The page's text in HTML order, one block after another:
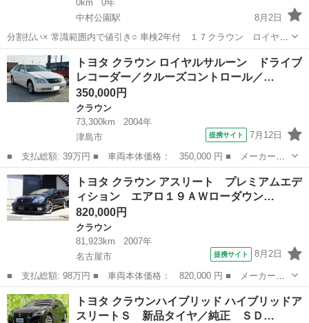
0km
0年
中村公園駅
8月2日
分割払い× 常識範囲内で値引き○ 車検2年付 １７クラウン ロイヤル
サルーンプレミアム パールツートン 後期型 １ＪＺ 2500cc 初年
度登録 平成１４年 ５月 走行距離 101300Km 車検
令和１０年...
愛知 海部郡 中村公園駅 クラウン
トヨタ クラウン ロイヤルサルーン ドライブ
レコーダー／クルーズコントロール／…
350,000円
クラウン
73,300km
2004年
津島市
提携サイト 7月12日
■ 支払総額: 39万円 ■ 車両本体価格： 350,000 円 ■ メーカー
名： トヨタ ■ 車種名： クラウン ■ グレード名： ロイヤルサ
ルーン ドライブレコーダー／クルーズコントロール／車検令和９年
７月／パワーシー...
愛知 津島市 クラウン
トヨタ クラウン アスリート プレミアムエデ
ィション エアロ１９ＡＷローダウン…
820,000円
クラウン
81,923km
2007年
名古屋市
提携サイト 8月2日
■ 支払総額: 98万円 ■ 車両本体価格： 820,000 円 ■ メーカー
名： トヨタ ■ 車種名： クラウン ■ グレード名： アスリー
ト プレミアムエディション エアロ１９ＡＷローダウン黒革調シー
トカバーＷナビＢカ...
愛知 名古屋市 クラウン
トヨタ クラウンハイブリッド ハイブリッドア
スリートＳ 新品タイヤ／純正 ＳＤ…